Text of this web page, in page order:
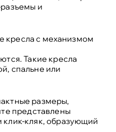
и
кресла с механизмом
Такие кресла
спальне или
размеры,
представлены
кляк, образующий